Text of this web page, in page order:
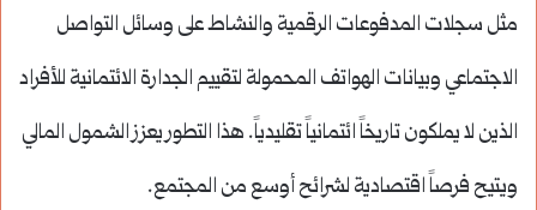
مثل سجلات المدفوعات الرقمية والنشاط على وسائل التواصل
الاجتماعي وبيانات الهواتف المحمولة لتقييم الجدارة الائتمانية للأفراد
الذين لا يملكون تاريخاً ائتمانياً تقليدياً. هذا التطور يعزز الشمول المالي
ويتيح فرصاً اقتصادية لشرائح أوسع من المجتمع.